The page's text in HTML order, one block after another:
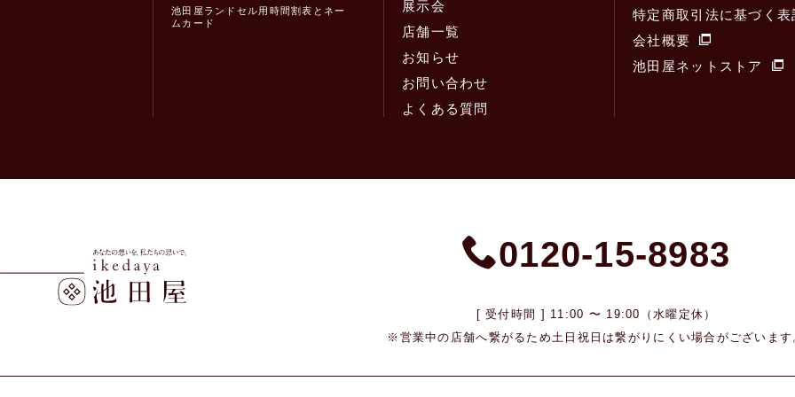
池田屋ランドセル用時間割表とネー
ムカード
展示会
店舗一覧
お知らせ
お問い合わせ
よくある質問
特定商取引法に基づく表
会社概要
池田屋ネットストア
0120-15-8983
[ 受付時間 ] 11:00 〜 19:00（水曜定休）
※営業中の店舗へ繋がるため 土日祝日は繋がりにくい場合がございます